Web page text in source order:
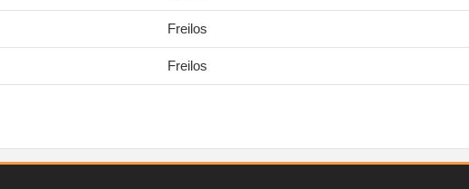
Freilos
Freilos